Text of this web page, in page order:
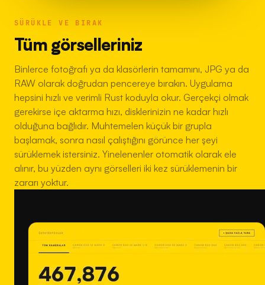
SÜRÜKLE VE BIRAK
Tüm görselleriniz
Binlerce fotoğrafı ya da klasörlerin tamamını, JPG ya da
RAW olarak doğrudan pencereye bırakın. Uygulama
hepsini hızlı ve verimli Rust koduyla okur. Gerçekçi olmak
gerekirse içe aktarma hızı, disklerinizin ne kadar hızlı
olduğuna bağlıdır. Muhtemelen küçük bir grupla
başlamak, sonra nasıl çalıştığını görünce her şeyi
sürüklemek istersiniz. Yinelenenler otomatik olarak ele
alınır, bu yüzden aynı görselleri iki kez sürüklemenin bir
zararı yoktur.